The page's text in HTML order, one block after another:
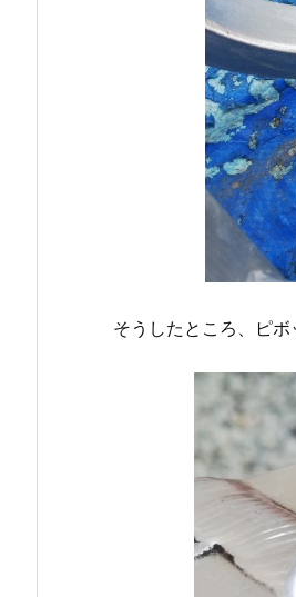
そうしたところ、ピ